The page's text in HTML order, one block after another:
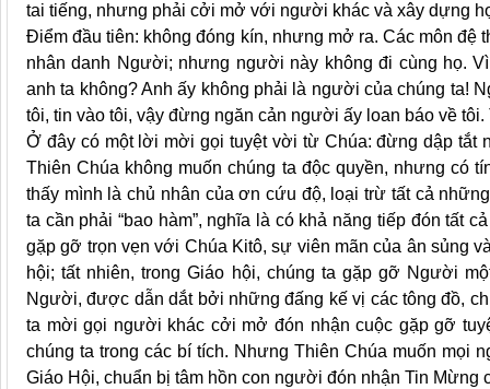
tai tiếng, nhưng phải cởi mở với người khác và xây dựng
Điểm đầu tiên: không đóng kín, nhưng mở ra. Các môn đệ
nhân danh Người; nhưng người này không đi cùng họ.
anh ta không? Anh ấy không phải là người của chúng ta!
tôi, tin vào tôi, vậy đừng ngăn cản người ấy loan báo về
Ở đây có một lời mời gọi tuyệt vời từ Chúa: đừng dập tắt
Thiên Chúa không muốn chúng ta độc quyền, nhưng có
thấy mình là chủ nhân của ơn cứu độ, loại trừ tất cả
ta cần phải “bao hàm”, nghĩa là có khả năng tiếp đón tất
gặp gỡ trọn vẹn với Chúa Kitô, sự viên mãn của ân sủng
hội; tất nhiên, trong Giáo hội, chúng ta gặp gỡ Người
Người, được dẫn dắt bởi những đấng kế vị các tông đồ,
ta mời gọi người khác cởi mở đón nhận cuộc gặp gỡ
chúng ta trong các bí tích. Nhưng Thiên Chúa muốn mọi
Giáo Hội, chuẩn bị tâm hồn con người đón nhận Tin Mừng